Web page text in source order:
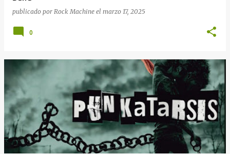
publicado por Rock Machine el marzo 17, 2025
0